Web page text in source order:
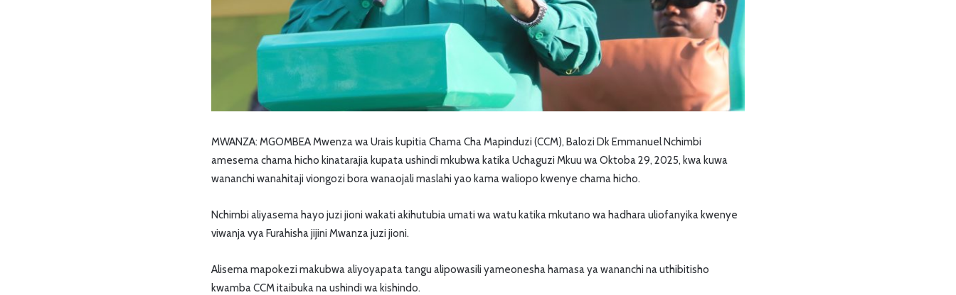
MWANZA: MGOMBEA Mwenza wa Urais kupitia Chama Cha Mapinduzi (CCM), Balozi Dk Emmanuel Nchimbi
amesema chama hicho kinatarajia kupata ushindi mkubwa katika Uchaguzi Mkuu wa Oktoba 29, 2025, kwa kuwa
wananchi wanahitaji viongozi bora wanaojali maslahi yao kama waliopo kwenye chama hicho.
Nchimbi aliyasema hayo juzi jioni wakati akihutubia umati wa watu katika mkutano wa hadhara uliofanyika kwenye
viwanja vya Furahisha jijini Mwanza juzi jioni.
Alisema mapokezi makubwa aliyoyapata tangu alipowasili yameonesha hamasa ya wananchi na uthibitisho
kwamba CCM itaibuka na ushindi wa kishindo.